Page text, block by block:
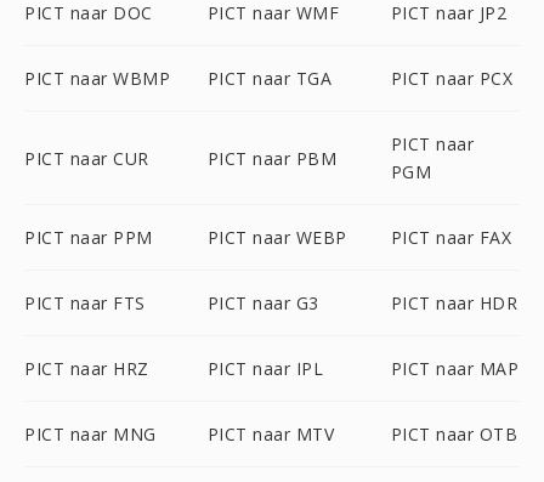
PICT naar DOC PICT naar WMF PICT naar JP2
PICT naar WBMP PICT naar TGA PICT naar PCX
PICT naar CUR PICT naar PBM
PICT naar
PGM
PICT naar PPM PICT naar WEBP PICT naar FAX
PICT naar FTS PICT naar G3 PICT naar HDR
PICT naar HRZ PICT naar IPL PICT naar MAP
PICT naar MNG PICT naar MTV PICT naar OTB